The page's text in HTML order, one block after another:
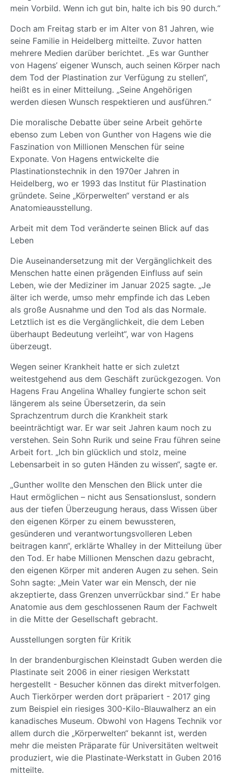
mein Vorbild. Wenn ich gut bin, halte ich bis 90 durch.“
Doch am Freitag starb er im Alter von 81 Jahren, wie
seine Familie in Heidelberg mitteilte. Zuvor hatten
mehrere Medien darüber berichtet. „Es war Gunther
von Hagens’ eigener Wunsch, auch seinen Körper nach
dem Tod der Plastination zur Verfügung zu stellen“,
heißt es in einer Mitteilung. „Seine Angehörigen
werden diesen Wunsch respektieren und ausführen.“
Die moralische Debatte über seine Arbeit gehörte
ebenso zum Leben von Gunther von Hagens wie die
Faszination von Millionen Menschen für seine
Exponate. Von Hagens entwickelte die
Plastinationstechnik in den 1970er Jahren in
Heidelberg, wo er 1993 das Institut für Plastination
gründete. Seine „Körperwelten“ verstand er als
Anatomieausstellung.
Arbeit mit dem Tod veränderte seinen Blick auf das
Leben
Die Auseinandersetzung mit der Vergänglichkeit des
Menschen hatte einen prägenden Einfluss auf sein
Leben, wie der Mediziner im Januar 2025 sagte. „Je
älter ich werde, umso mehr empfinde ich das Leben
als große Ausnahme und den Tod als das Normale.
Letztlich ist es die Vergänglichkeit, die dem Leben
überhaupt Bedeutung verleiht“, war von Hagens
überzeugt.
Wegen seiner Krankheit hatte er sich zuletzt
weitestgehend aus dem Geschäft zurückgezogen. Von
Hagens Frau Angelina Whalley fungierte schon seit
längerem als seine Übersetzerin, da sein
Sprachzentrum durch die Krankheit stark
beeinträchtigt war. Er war seit Jahren kaum noch zu
verstehen. Sein Sohn Rurik und seine Frau führen seine
Arbeit fort. „Ich bin glücklich und stolz, meine
Lebensarbeit in so guten Händen zu wissen“, sagte er.
„Gunther wollte den Menschen den Blick unter die
Haut ermöglichen – nicht aus Sensationslust, sondern
aus der tiefen Überzeugung heraus, dass Wissen über
den eigenen Körper zu einem bewussteren,
gesünderen und verantwortungsvolleren Leben
beitragen kann“, erklärte Whalley in der Mitteilung über
den Tod. Er habe Millionen Menschen dazu gebracht,
den eigenen Körper mit anderen Augen zu sehen. Sein
Sohn sagte: „Mein Vater war ein Mensch, der nie
akzeptierte, dass Grenzen unverrückbar sind.“ Er habe
Anatomie aus dem geschlossenen Raum der Fachwelt
in die Mitte der Gesellschaft gebracht.
Ausstellungen sorgten für Kritik
In der brandenburgischen Kleinstadt Guben werden die
Plastinate seit 2006 in einer riesigen Werkstatt
hergestellt - Besucher können das direkt mitverfolgen.
Auch Tierkörper werden dort präpariert - 2017 ging
zum Beispiel ein riesiges 300-Kilo-Blauwalherz an ein
kanadisches Museum. Obwohl von Hagens Technik vor
allem durch die „Körperwelten“ bekannt ist, werden
mehr die meisten Präparate für Universitäten weltweit
produziert, wie die Plastinate-Werkstatt in Guben 2016
mitteilte.